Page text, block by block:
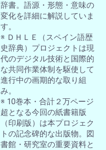
辞書。語源・形態・意味の
変化を詳細に解説していま
す。
※ ＤＨＬＥ（スペイン語歴
史辞典）プロジェクトは現
代のデジタル技術と国際的
な共同作業体制を駆使して
進行中の画期的な取り組
み。
※ 10巻本・合計２万ページ
超となる今回の紙書籍版
（印刷版）は本プロジェク
トの記念碑的な出版物。図
書館・研究室の重要資料と